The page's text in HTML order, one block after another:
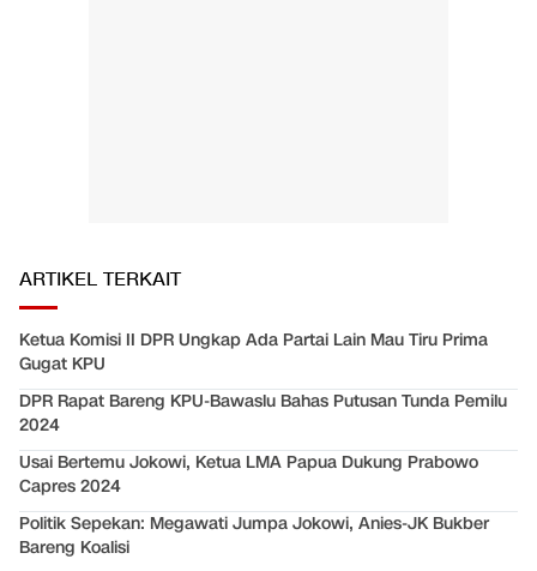
ARTIKEL TERKAIT
Ketua Komisi II DPR Ungkap Ada Partai Lain Mau Tiru Prima
Gugat KPU
DPR Rapat Bareng KPU-Bawaslu Bahas Putusan Tunda Pemilu
2024
Usai Bertemu Jokowi, Ketua LMA Papua Dukung Prabowo
Capres 2024
Politik Sepekan: Megawati Jumpa Jokowi, Anies-JK Bukber
Bareng Koalisi